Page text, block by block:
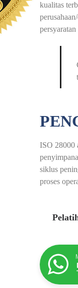
kualitas
ISO 28000
siklus
proses